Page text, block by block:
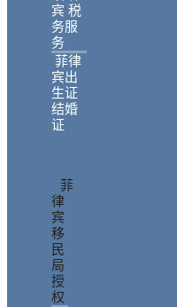
宾 税
务服
务
菲律
宾出
生证
结婚
证
菲
律
宾
移
民
局
授
权